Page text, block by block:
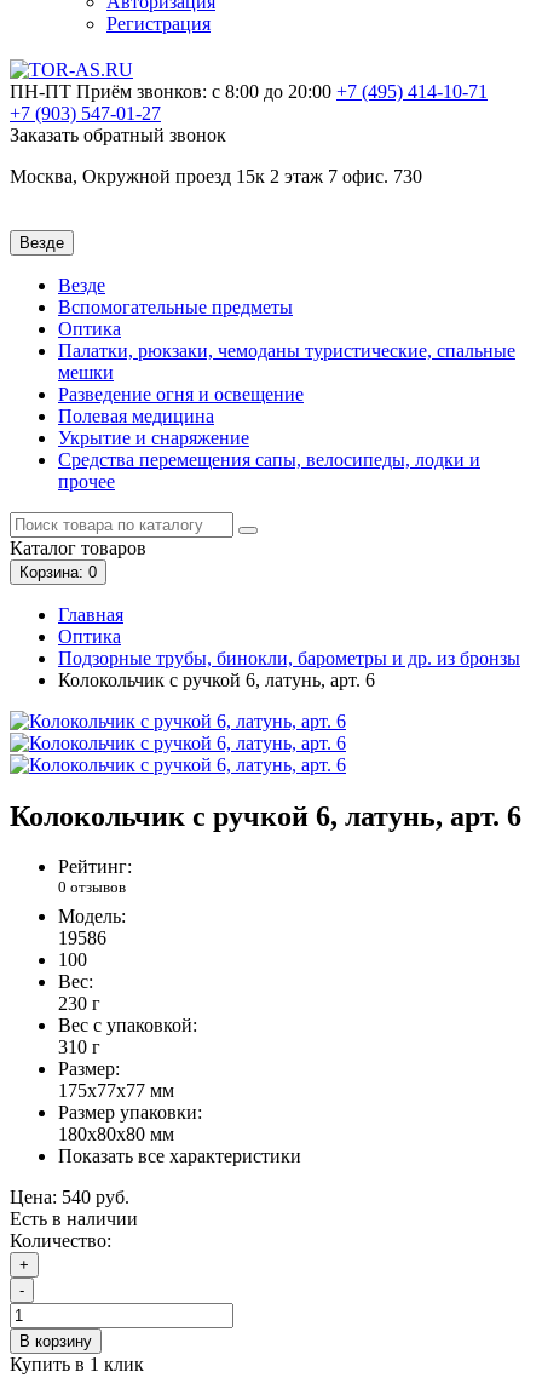
Регистрация
ПН-ПТ Приём звонков: с 8:00 до 20:00 +7 (495) 414-10-71
+7 (903) 547-01-27
Заказать обратный звонок
Москва, Окружной проезд 15к 2 этаж 7 офис. 730
Везде
Везде
Вспомогательные предметы
Оптика
Палатки, рюкзаки, чемоданы туристические, спальные
мешки
Разведение огня и освещение
Полевая медицина
Укрытие и снаряжение
Средства перемещения сапы, велосипеды, лодки и
прочее
Каталог товаров
Корзина: 0
Главная
Оптика
Подзорные трубы, бинокли, барометры и др. из бронзы
Колокольчик с ручкой 6, латунь, арт. 6
Колокольчик с ручкой 6, латунь, арт. 6
Рейтинг:
0 отзывов
Модель:
19586
100
Вес:
230 г
Вес с упаковкой:
310 г
Размер:
175х77х77 мм
Размер упаковки:
180х80х80 мм
Показать все характеристики
Цена: 540 руб.
Есть в наличии
Количество:
+
-
В корзину
Купить в 1 клик